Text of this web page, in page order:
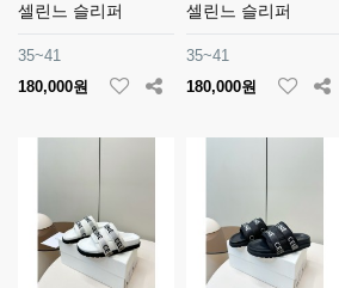
셀린느 슬리퍼
35~41
180,000원
셀린느 슬리퍼
35~41
180,000원